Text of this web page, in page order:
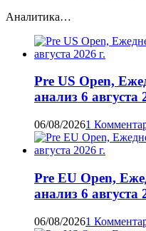
Аналитика…
Pre US Open,
анализ 6 августа
06/08/20261
Pre EU Open,
анализ 6 августа
06/08/20261